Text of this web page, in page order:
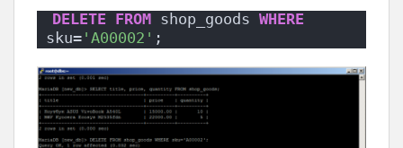
DELETE FROM shop_goods WHERE
sku= 'A00002' ;